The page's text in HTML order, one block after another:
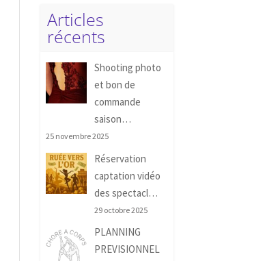
Articles
récents
Shooting photo
et bon de
commande
saison…
25 novembre 2025
Réservation
captation vidéo
des spectacl…
29 octobre 2025
PLANNING
PREVISIONNEL